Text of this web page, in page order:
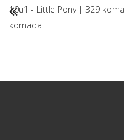
10u1 - Little Pony | 329
komada